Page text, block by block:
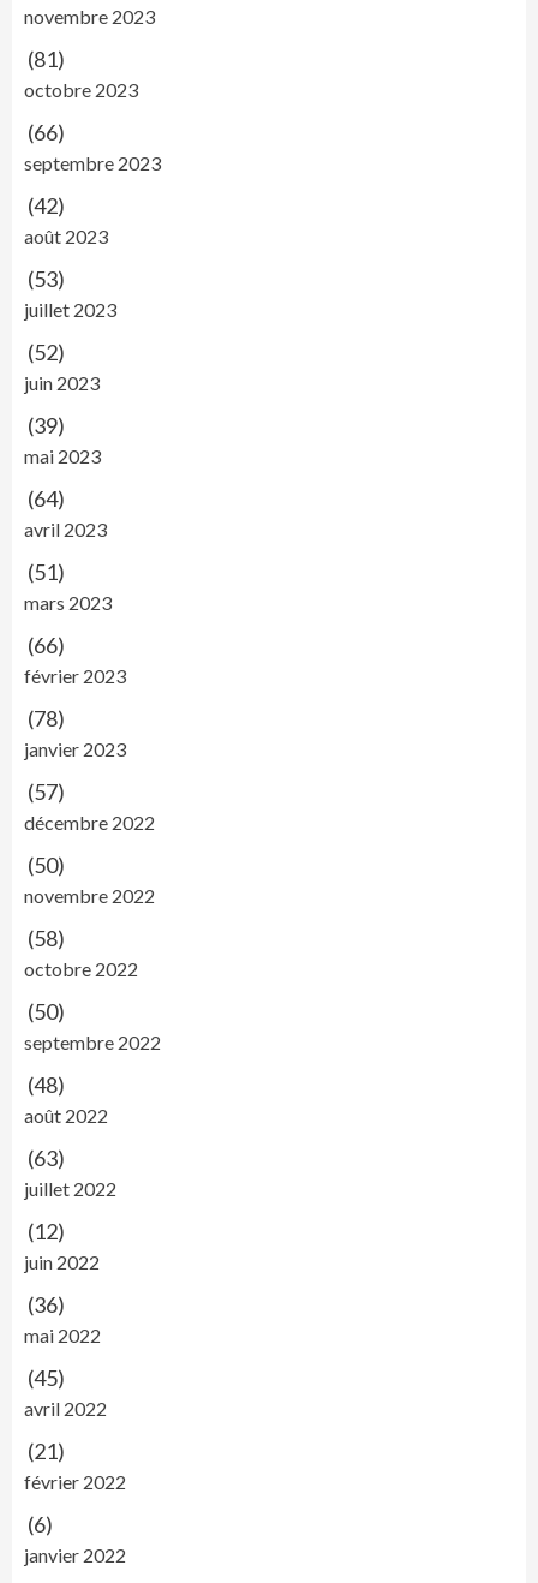
novembre 2023
(81)
octobre 2023
(66)
septembre 2023
(42)
août 2023
(53)
juillet 2023
(52)
juin 2023
(39)
mai 2023
(64)
avril 2023
(51)
mars 2023
(66)
février 2023
(78)
janvier 2023
(57)
décembre 2022
(50)
novembre 2022
(58)
octobre 2022
(50)
septembre 2022
(48)
août 2022
(63)
juillet 2022
(12)
juin 2022
(36)
mai 2022
(45)
avril 2022
(21)
février 2022
(6)
janvier 2022